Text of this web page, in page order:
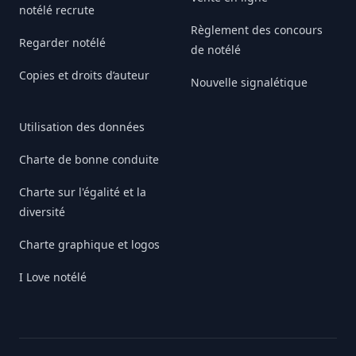
notélé recrute
Regarder notélé
Copies et droits d’auteur
Utilisation des données
Charte de bonne conduite
Charte sur l'égalité et la
diversité
Charte graphique et logos
I Love notélé
Règlement des concours
de notélé
Nouvelle signalétique